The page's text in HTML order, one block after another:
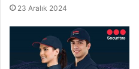
23 Aralık 2024